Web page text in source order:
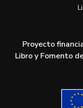
Proyecto
Libro y Fomento